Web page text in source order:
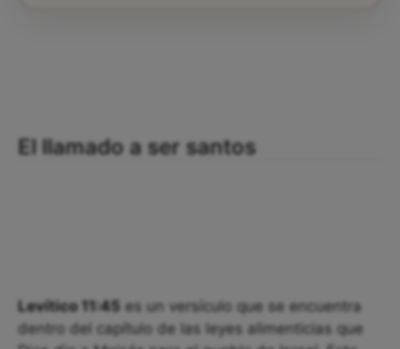
El llamado a ser santos
Levítico 11:45 es un versículo que se encuentra
dentro del capítulo de las leyes alimenticias que